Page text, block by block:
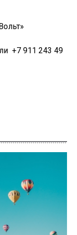
+7 911 243 49